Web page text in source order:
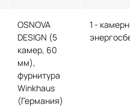
OSNOVA
DESIGN (5
камер, 60
мм),
фурнитура
Winkhaus
(Германия)
1 -